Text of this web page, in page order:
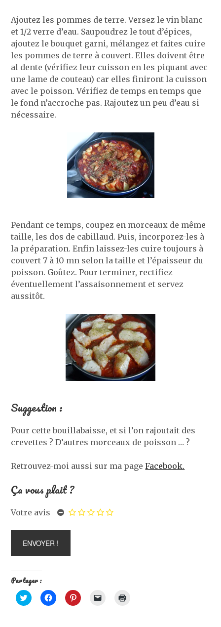
Ajoutez les pommes de terre. Versez le vin blanc
et 1/2 verre d’eau. Saupoudrez le tout d’épices,
ajoutez le bouquet garni, mélangez et faites cuire
les pommes de terre à couvert. Elles doivent être
al dente (vérifiez leur cuisson en les piquant avec
une lame de couteau) car elles finiront la cuisson
avec le poisson. Vérifiez de temps en temps que
le fond n’accroche pas. Rajoutez un peu d’eau si
nécessaire.
Pendant ce temps, coupez en morceaux de même
taille, les dos de cabillaud. Puis, incorporez-les à
la préparation. Enfin laissez-les cuire toujours à
couvert 7 à 10 mn selon la taille et l’épaisseur du
poisson. Goûtez. Pour terminer, rectifiez
éventuellement l’assaisonnement et servez
aussitôt.
Suggestion :
Pour cette bouillabaisse, et si l’on rajoutait des
crevettes ? D’autres morceaux de poisson … ?
Retrouvez-moi aussi sur ma pageFacebook.
Ça vous plait ?
Votre avis
Partager :
C
l
C
l
C
l